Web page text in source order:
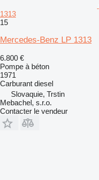
1313
15
Mercedes-Benz LP 1313
6.800 €
Pompe à béton
1971
Carburant diesel
Slovaquie, Trstin
Mebachel, s.r.o.
Contacter le vendeur